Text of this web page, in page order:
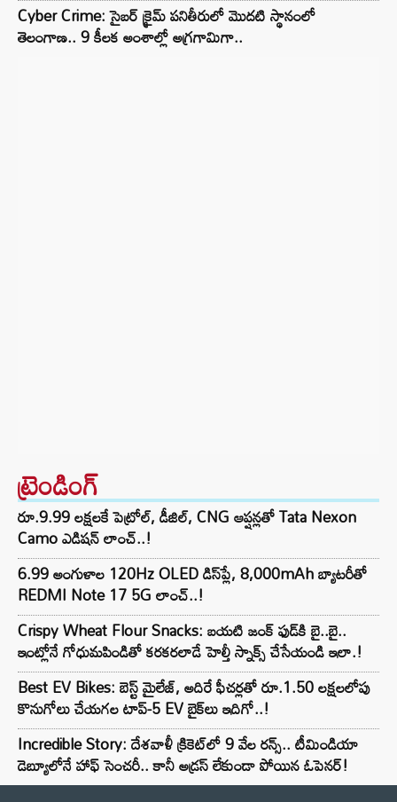
Cyber Crime: సైబర్ క్రైమ్ పనితీరులో మొదటి స్థానంలో
తెలంగాణ.. 9 కీలక అంశాల్లో అగ్రగామిగా..
ట్రెండింగ్‌
రూ.9.99 లక్షలకే పెట్రోల్, డీజిల్, CNG ఆప్షన్లతో Tata Nexon
Camo ఎడిషన్ లాంచ్..!
6.99 అంగుళాల 120Hz OLED డిస్‌ప్లే, 8,000mAh బ్యాటరీతో
REDMI Note 17 5G లాంచ్..!
Crispy Wheat Flour Snacks: బయటి జంక్ ఫుడ్‌కి బై..బై..
ఇంట్లోనే గోధుమపిండితో కరకరలాడే హెల్తీ స్నాక్స్ చేసేయండి ఇలా.!
Best EV Bikes: బెస్ట్ మైలేజ్, అదిరే ఫీచర్లతో రూ.1.50 లక్షలలోపు
కొనుగోలు చేయగల టాప్-5 EV బైక్‌లు ఇదిగో..!
Incredible Story: దేశవాళీ క్రికెట్‌లో 9 వేల రన్స్.. టీమిండియా
డెబ్యూలోనే హాఫ్ సెంచరీ.. కానీ అడ్రస్ లేకుండా పోయిన ఓపెనర్!